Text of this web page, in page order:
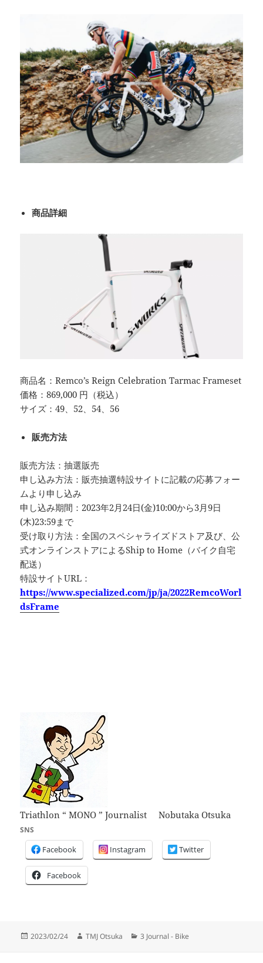
商品詳細
商品名：Remco’s Reign Celebration Tarmac Frameset
価格：869,000 円（税込）
サイズ：49、52、54、56
販売方法
販売方法：抽選販売
申し込み方法：販売抽選特設サイトに記載の応募フォー
ムより申し込み
申し込み期間：2023年2月24日(金)10:00から3月9日
(木)23:59まで
受け取り方法：全国のスペシャライズドストア及び、公
式オンラインストアによるShip to Home（バイク自宅
配送）
特設サイトURL：
https://www.specialized.com/jp/ja/2022RemcoWorl
dsFrame
Triathlon “ MONO ” Journalist Nobutaka Otsuka
SNS
Facebook Instagram Twitter
Facebook
投
2023/02/24
作
TMJ Otsuka
カ
3 Journal - Bike